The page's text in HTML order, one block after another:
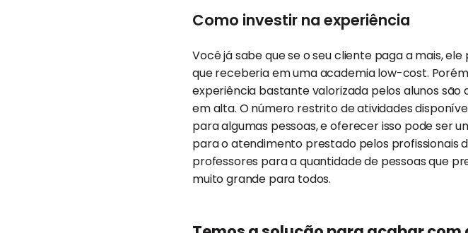
Como investir na experiência
Você já sabe que se o seu cliente paga a mais,
que receberia em uma academia low-cost.
experiência bastante valorizada pelos alunos
em alta. O número restrito de atividades
para algumas pessoas, e oferecer isso pode ser
para o atendimento prestado pelos profissionais
professores para a quantidade de pessoas que
muito grande para todos.